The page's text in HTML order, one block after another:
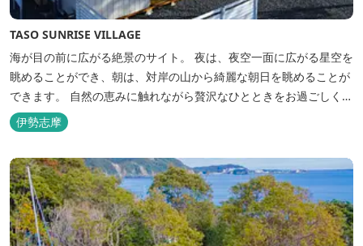
TASO SUNRISE VILLAGE
海が目の前に広がる絶景のサイト。 夜は、夜空一面に広がる星空を
眺めることができ、朝は、対岸の山から綺麗な朝日を眺めることが
できます。 自然の恵みに触れながら贅沢なひとときをお過ごしくだ
さい。 ウッドテラスでのバーベキューを楽しむこともでき、BBQ
初心者でも安心のガスBBQ台をご用意しております。 また、海岸
を散策しながら海風を感じるのもよし、インスタントハウス内でリ
ラックスする...
伊勢志摩